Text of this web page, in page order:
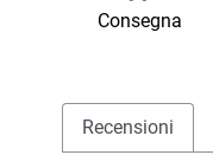
Consegna
Recensioni